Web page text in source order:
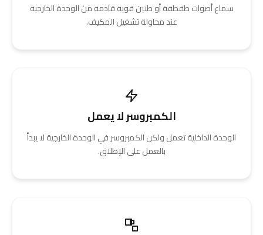
سماع أصوات طقطقة أو طنين قوية قادمة من الوحدة الخارجية
عند محاولة تشغيل المكيف.
الكمبروسر لا يعمل
الوحدة الداخلية تعمل ولكن الكمبروسر في الوحدة الخارجية لا يبدأ
بالعمل على الإطلاق.